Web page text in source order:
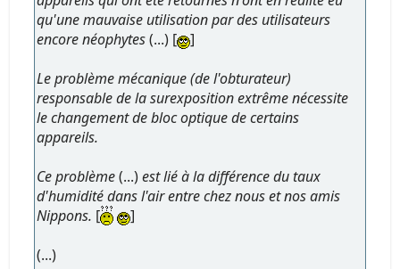
qu'une mauvaise utilisation par des utilisateurs
encore néophytes(...) [
]
Le problème mécanique (de l'obturateur)
responsable de la surexposition extrême nécessite
le changement de bloc optique de certains
appareils.
Ce problème(...)est lié à la différence du taux
d'humidité dans l'air entre chez nous et nos amis
Nippons. [
]
(...)